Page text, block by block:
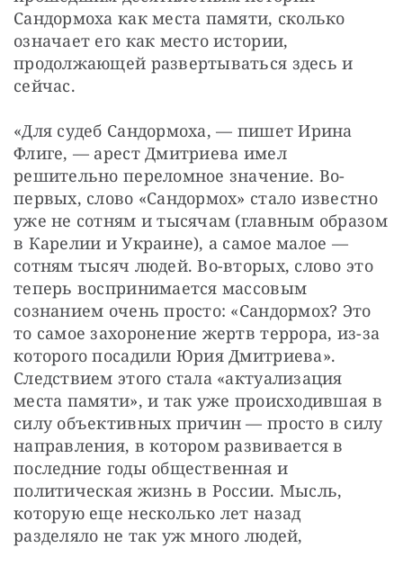
Сандормоха как места памяти, сколько
означает его как место истории,
продолжающей развертываться здесь и
сейчас.
«Для судеб Сандормоха, — пишет Ирина
Флиге, — арест Дмитриева имел
решительно переломное значение. Во-
первых, слово «Сандормох» стало известно
уже не сотням и тысячам (главным образом
в Карелии и Украине), а самое малое —
сотням тысяч людей. Во-вторых, слово это
теперь воспринимается массовым
сознанием очень просто: «Сандормох? Это
то самое захоронение жертв террора, из-за
которого посадили Юрия Дмитриева».
Следствием этого стала «актуализация
места памяти», и так уже происходившая в
силу объективных причин — просто в силу
направления, в котором развивается в
последние годы общественная и
политическая жизнь в России. Мысль,
которую еще несколько лет назад
разделяло не так уж много людей,